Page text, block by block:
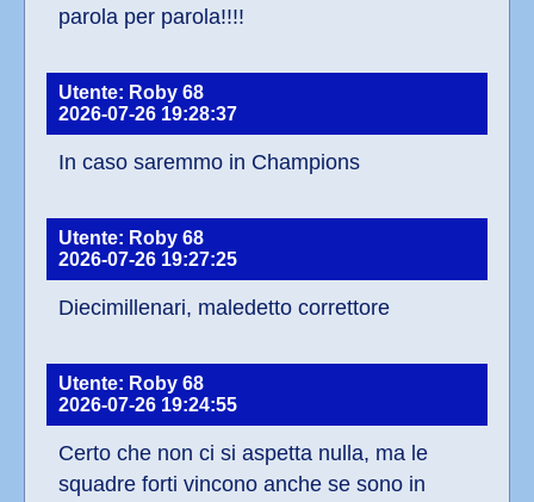
parola per parola!!!!
Utente: Roby 68
2026-07-26 19:28:37
In caso saremmo in Champions
Utente: Roby 68
2026-07-26 19:27:25
Diecimillenari, maledetto correttore
Utente: Roby 68
2026-07-26 19:24:55
Certo che non ci si aspetta nulla, ma le
squadre forti vincono anche se sono in